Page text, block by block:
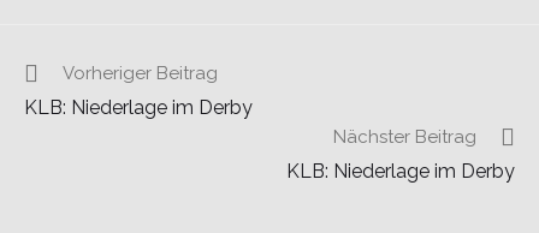
Vorheriger Beitrag
KLB: Niederlage im Derby
Nächster Beitrag
KLB: Niederlage im Derby